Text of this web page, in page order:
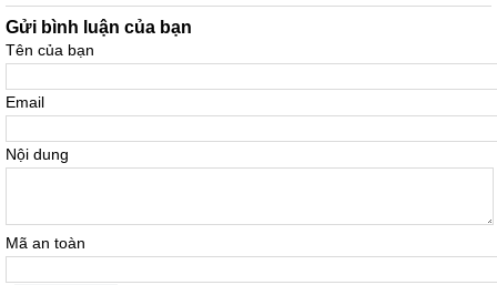
Gửi bình luận của bạn
Tên của bạn
Email
Nội dung
Mã an toàn